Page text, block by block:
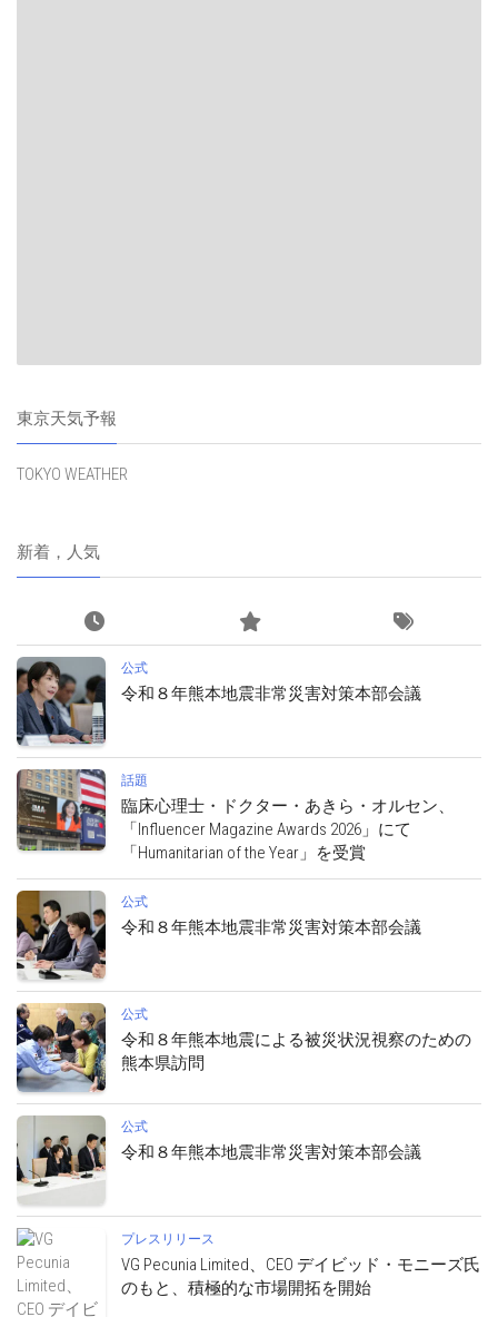
東京天気予報
TOKYO WEATHER
新着，人気
公式
令和８年熊本地震非常災害対策本部会議
話題
臨床心理士・ドクター・あきら・オルセン、
「Influencer Magazine Awards 2026」にて
「Humanitarian of the Year」を受賞
公式
令和８年熊本地震非常災害対策本部会議
公式
令和８年熊本地震による被災状況視察のための
熊本県訪問
公式
令和８年熊本地震非常災害対策本部会議
プレスリリース
VG Pecunia Limited、CEO デイビッド・モニーズ氏
のもと、積極的な市場開拓を開始